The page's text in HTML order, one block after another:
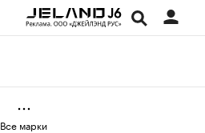
Все марки